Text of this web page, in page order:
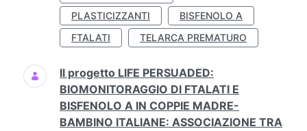
PLASTICIZZANTI
BISFENOLO A
FTALATI
TELARCA PREMATURO
Il progetto LIFE PERSUADED:
BIOMONITORAGGIO DI FTALATI E
BISFENOLO A IN COPPIE MADRE-
BAMBINO ITALIANE: ASSOCIAZIONE TRA